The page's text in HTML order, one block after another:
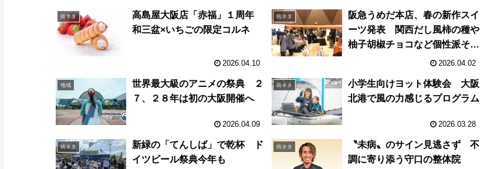
街ネタ
高島屋大阪店「赤福」１周年
和三盆×いちごの限定コルネ
2026.04.10
街ネタ
阪急うめだ本店、春の新作スイ
ーツ発表 関西だし風柿の種や
柚子胡椒チョコなど個性派そろ
2026.04.02
地域
世界最大級のアニメの祭典 ２
７、２８年は初の大阪開催へ
2026.04.09
街ネタ
小学生向けヨット体験会 大阪
北港で風の力感じるプログラム
2026.03.28
街ネタ
新緑の「てんしば」で乾杯 ド
イツビール祭典今年も
街ネタ
〝未病〟のサイン見逃さず 不
調に寄り添う守口の整体院